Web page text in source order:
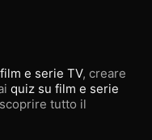
e serie TV, creare
quiz su film e serie
tutto il